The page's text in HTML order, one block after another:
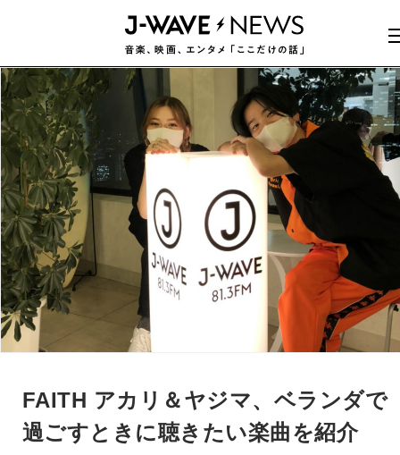
FAITH アカリ＆ヤジマ、ベランダで
過ごすときに聴きたい楽曲を紹介